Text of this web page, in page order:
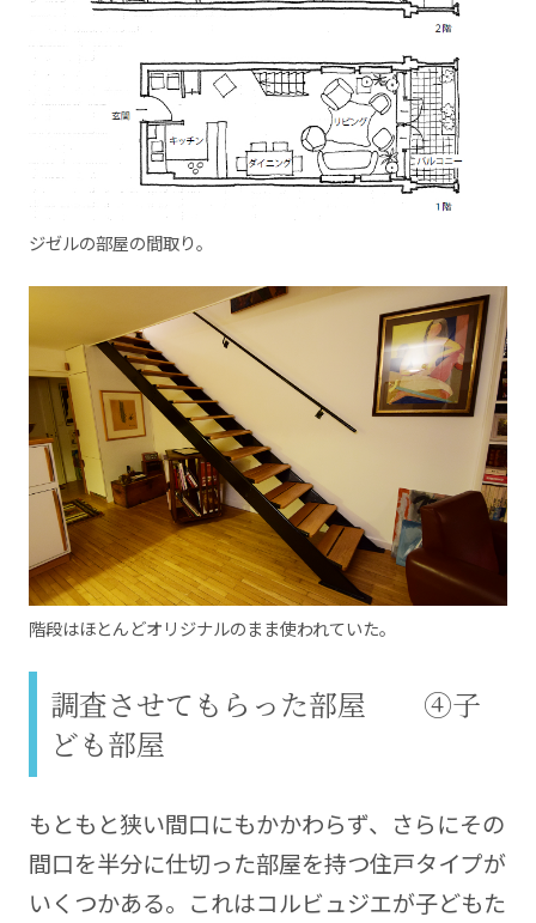
ジゼルの部屋の間取り。
階段はほとんどオリジナルのまま使われていた。
調査させてもらった部屋 ④子
ども部屋
もともと狭い間口にもかかわらず、さらにその
間口を半分に仕切った部屋を持つ住戸タイプが
いくつかある。これはコルビュジエが子どもた